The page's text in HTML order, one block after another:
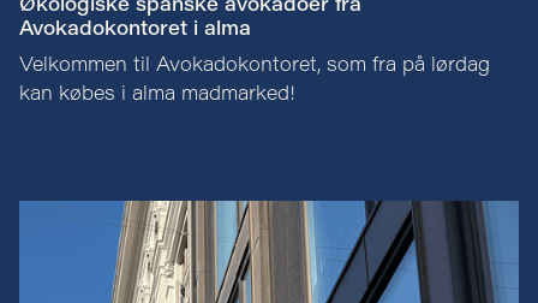
Økologiske spanske avokadoer fra
Avokadokontoret i alma
Velkommen til Avokadokontoret, som fra på lørdag
kan købes i alma madmarked!